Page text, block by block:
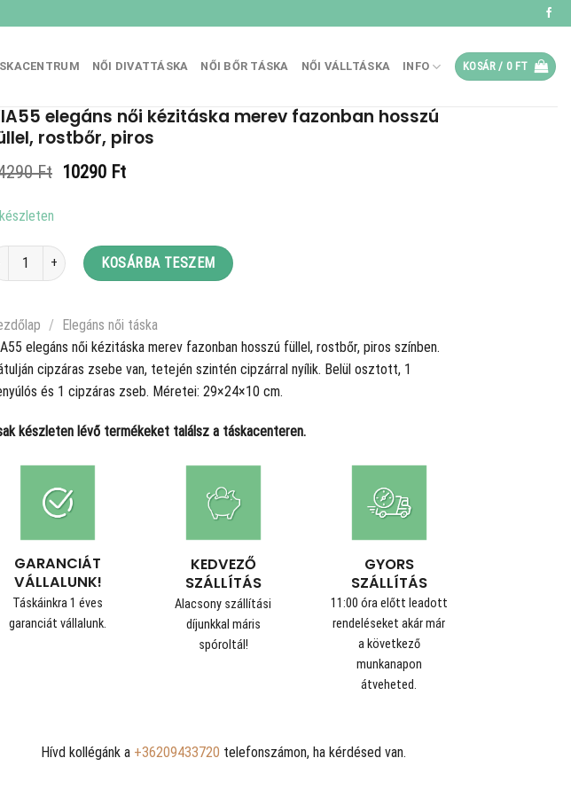
NŐI DIVATTÁSKA NŐI BŐR TÁSKA NŐI VÁLLTÁSKA INFO KOSÁR / 0 FT
elegáns női kézitáska merev fazonban hosszú
rostbőr, piros
Ft Original
10290 FtCurrent
elegáns női kézitáska merev fazonban hosszú füllel, rostbőr, piros mennyiség
KOSÁRBA TESZEM
/ Elegáns női táska
elegáns női kézitáska merev fazonban hosszú füllel, rostbőr, piros színben.
cipzáras zsebe van, tetején szintén cipzárral nyílik. Belül osztott, 1
és 1 cipzáras zseb. Méretei: 29×24×10 cm.
készleten lévő termékeket találsz a táskacenteren.
GARANCIÁT
VÁLLALUNK!
Táskáinkra 1 éves
garanciát vállalunk.
KEDVEZŐ
SZÁLLÍTÁS
Alacsony szállítási
díjunkkal máris
spóroltál!
GYORS
SZÁLLÍTÁS
11:00 óra előtt leadott
rendeléseket akár már
a következő
munkanapon
átveheted.
Hívd kollégánk a +36209433720 telefonszámon, ha kérdésed van.